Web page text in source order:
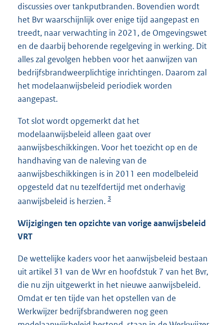
discussies over tankputbranden. Bovendien wordt
het Bvr waarschijnlijk over enige tijd aangepast en
treedt, naar verwachting in 2021, de Omgevingswet
en de daarbij behorende regelgeving in werking. Dit
alles zal gevolgen hebben voor het aanwijzen van
bedrijfsbrandweerplichtige inrichtingen. Daarom zal
het modelaanwijsbeleid periodiek worden
aangepast.
Tot slot wordt opgemerkt dat het
modelaanwijsbeleid alleen gaat over
aanwijsbeschikkingen. Voor het toezicht op en de
handhaving van de naleving van de
aanwijsbeschikkingen is in 2011 een modelbeleid
opgesteld dat nu tezelfdertijd met onderhavig
aanwijsbeleid is herzien. 3
Wijzigingen ten opzichte van vorige aanwijsbeleid
VRT
De wettelijke kaders voor het aanwijsbeleid bestaan
uit artikel 31 van de Wvr en hoofdstuk 7 van het Bvr,
die nu zijn uitgewerkt in het nieuwe aanwijsbeleid.
Omdat er ten tijde van het opstellen van de
Werkwijzer bedrijfsbrandweren nog geen